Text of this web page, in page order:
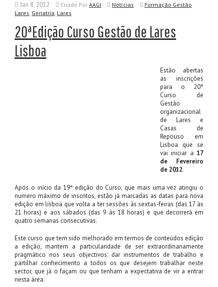
Jan 8, 2012 Criado Por AAGI Notícias
Formação Gestão
Lares, Geriatria, Lares
20ªEdição Curso Gestão de Lares
Lisboa
Estão abertas
as inscrições
para o 20º
Curso de
Gestão
organizacional
de Lares e
Casas de
Repouso em
Lisboa que se
vai iniciar a 17
de Fevereiro
de 2012.
Após o início da 19ª edição do Curso, que mais uma vez atingiu o
numero máximo de inscritos, estão já marcadas as datas para nova
edição em lisboa que volta a ter sessões às sextas-feiras (das 17 às
21 horas) e aos sábados (das 9 às 18 horas) e que decorrerá em
quatro semanas consecutivas.
Este curso que tem sido melhorado em termos de conteúdos edição
a edição, mantem a particularidade de ser extraordinariamente
pragmático nos seus objectivos: dar instrumentos de trabalho e
partilhar conhecimento a todos os que desejem trabalhar neste
sector, que já o façam ou que tenham a expectativa de vir a entrar
nesta área.